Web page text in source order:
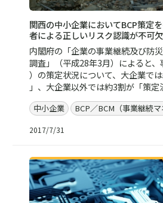
関西の中小企業においてBCP策定
者による正しいリスク認識が不可
内閣府の「企業の事業継続及び防
調査」（平成28年3月）によると
）の策定状況について、大企業で
」、大企業以外では約3割が「策
中小企業 BCP／BCM（事業継続マ
2017/7/31